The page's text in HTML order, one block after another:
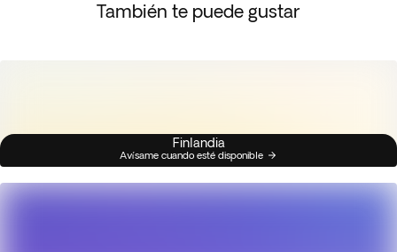
También te puede gustar
Finlandia
Avísame cuando esté disponible